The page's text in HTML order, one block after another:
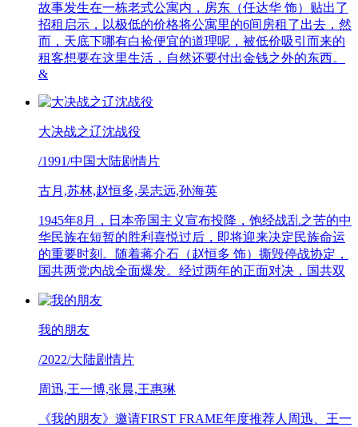
故事发生在一栋老式公寓内，房东（任达华 饰）贴出了
招租启示，以极低的价格将公寓里的6间房租了出去，然
而，天底下哪有白捡便宜的道理呢，被低价吸引而来的
租客想要在这里生活，自然还要付出金钱之外的东西。
&
大决战之辽沈战役
/1991/中国大陆剧情片
古月,苏林,赵恒多,吴志远,孙海英
1945年8月，日本帝国主义宣布投降，饱经战乱之苦的中
华民族在短暂的胜利喜悦过后，即将迎来决定民族命运
的重要时刻。随着蒋介石（赵恒多 饰）撕毁停战协定，
国共两党内战全面爆发。经过两年的正面对决，国共双
我的朋友
/2022/大陆剧情片
周迅,王一博,张晨,王惠琳
《我的朋友》邀请FIRST FRAME年度推荐人周迅、王一